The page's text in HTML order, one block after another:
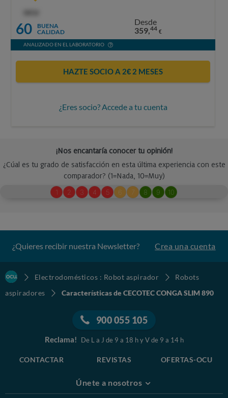
60
BUENA
CALIDAD
Desde
359,44 €
ANALIZADO EN EL LABORATORIO
HAZTE SOCIO A 2€ 2 MESES
¿Eres socio? Accede a tu cuenta
¿Quieres recibir nuestra Newsletter? Crea una cuenta
Electrodomésticos : Robot aspirador
Robots
aspiradores
Características de CECOTEC CONGA SLIM 890
900 055 105
Reclama! De L a J de 9 a 18 h y V de 9 a 14 h
CONTACTAR REVISTAS OFERTAS-OCU
Únete a nosotros